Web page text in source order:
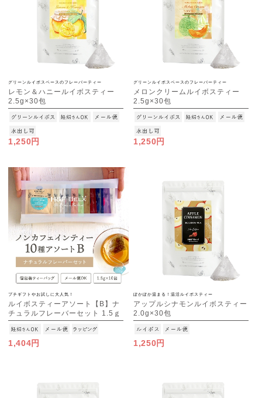
グリーンルイボスベースのフレーバーティー
レモン＆ハニールイボスティー
2.5g×30包
[M便 1/3]
1,250円
グリーンルイボスベースのフレーバーティー
メロンクリームルイボスティー
2.5g×30包
[M便 1/3]
1,250円
プチギフトやお試しに大人気！
ルイボスティーアソート【B】ナ
チュラルフレーバーセット 1.5ｇ
×10種
[M便 1/3]
1,404円
ぽかぽか温まる！温活ルイボスティー
アップルシナモンルイボスティー
2.0g×30包
[M便 1/3]
1,250円